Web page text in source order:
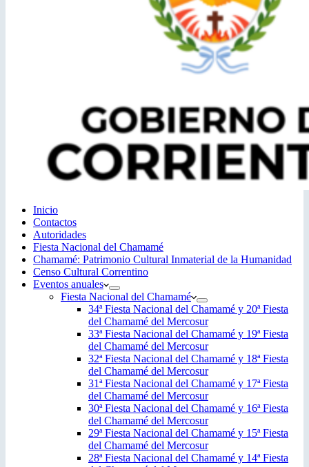
Inicio
Contactos
Autoridades
Fiesta Nacional del Chamamé
Chamamé: Patrimonio Cultural Inmaterial de la Humanidad
Censo Cultural Correntino
Eventos anuales
Fiesta Nacional del Chamamé
34ª Fiesta Nacional del Chamamé y 20ª Fiesta
del Chamamé del Mercosur
33ª Fiesta Nacional del Chamamé y 19ª Fiesta
del Chamamé del Mercosur
32ª Fiesta Nacional del Chamamé y 18ª Fiesta
del Chamamé del Mercosur
31ª Fiesta Nacional del Chamamé y 17ª Fiesta
del Chamamé del Mercosur
30ª Fiesta Nacional del Chamamé y 16ª Fiesta
del Chamamé del Mercosur
29ª Fiesta Nacional del Chamamé y 15ª Fiesta
del Chamamé del Mercosur
28ª Fiesta Nacional del Chamamé y 14ª Fiesta